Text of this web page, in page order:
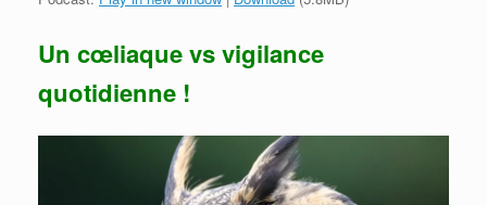
Un cœliaque vs vigilance
quotidienne !